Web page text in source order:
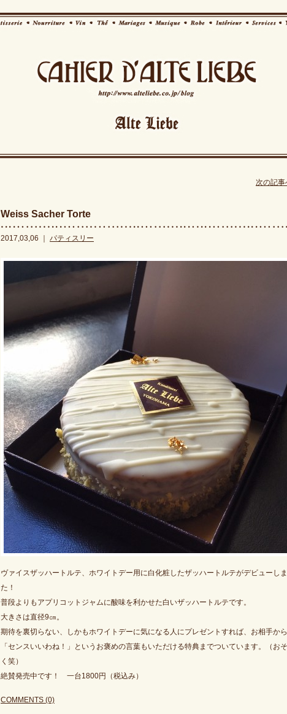
次の記事
Weiss Sacher Torte
2017,03,06 ｜ パティスリー
ヴァイスザッハートルテ、ホワイトデー用に白化粧したザッハートルテがデビューし
た！
普段よりもアプリコットジャムに酸味を利かせた白いザッハートルテです。
大きさは直径9㎝。
期待を裏切らない、しかもホワイトデーに気になる人にプレゼントすれば、お相手から
「センスいいわね！」というお褒めの言葉もいただける特典までついています。（お
く笑）
絶賛発売中です！ 一台1800円（税込み）
COMMENTS (0)